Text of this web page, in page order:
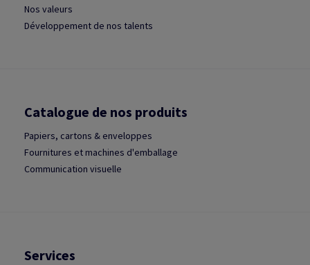
Nos valeurs
Développement de nos talents
Catalogue de nos produits
Papiers, cartons & enveloppes
Fournitures et machines d'emballage
Communication visuelle
Services